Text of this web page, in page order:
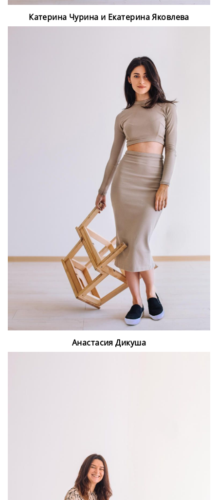
Катерина Чурина и Екатерина Яковлева
Анастасия Дикуша